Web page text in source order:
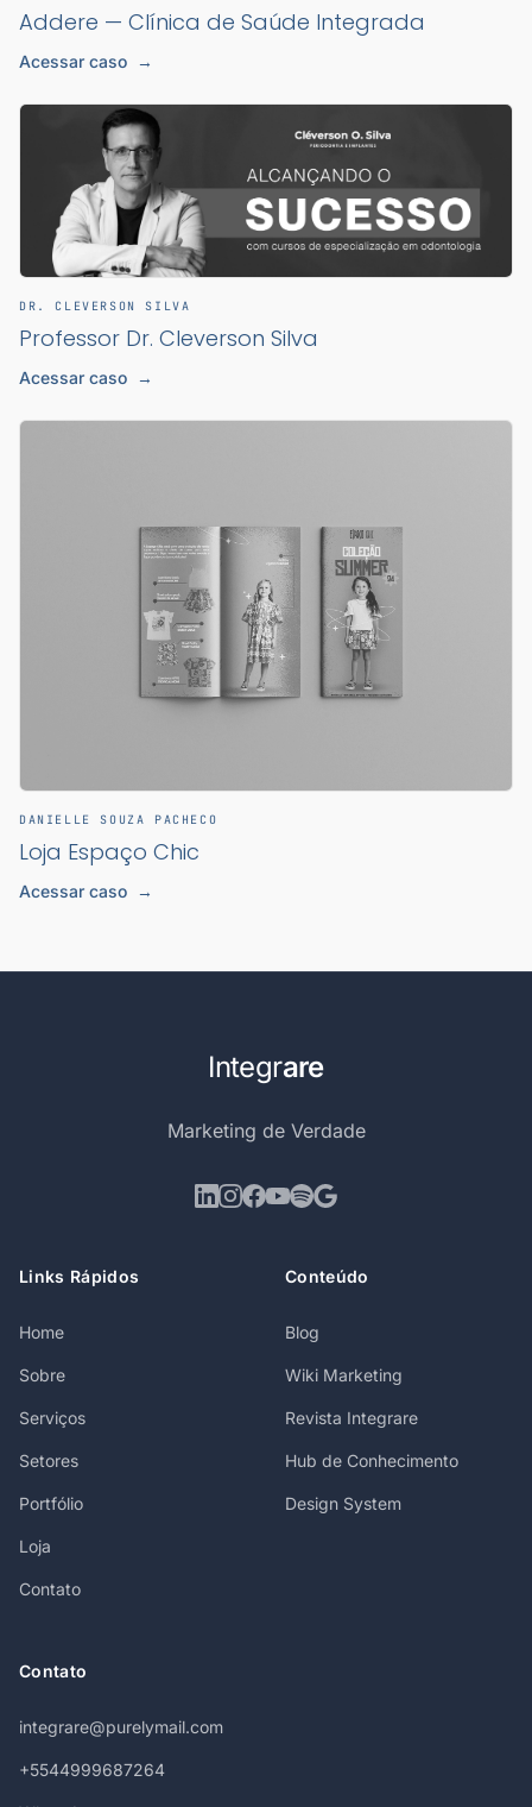
Addere — Clínica de Saúde Integrada
Acessar caso →
DR. CLEVERSON SILVA
Professor Dr. Cleverson Silva
Acessar caso →
DANIELLE SOUZA PACHECO
Loja Espaço Chic
Acessar caso →
Integrare
Marketing de Verdade
Links Rápidos
Home
Sobre
Serviços
Setores
Portfólio
Loja
Contato
Conteúdo
Blog
Wiki Marketing
Revista Integrare
Hub de Conhecimento
Design System
Contato
integrare@purelymail.com
+5544999687264